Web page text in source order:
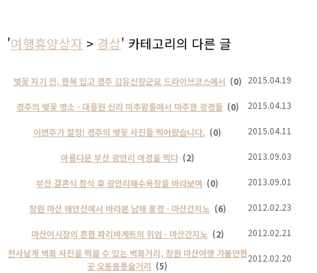
'여행휴양상자 > 경상' 카테고리의 다른 글
벚꽃 지기 전, 한복 입고 경주 김유신장군묘 드라이브코스에서 (0) 2015.04.19
경주의 벚꽃 명소 - 대릉원 신라 미추왕릉에서 마주한 광경들 (0) 2015.04.13
이번주가 절정! 경주의 벚꽃 사진들 찍어왔습니다. (0) 2015.04.11
아름다운 부산 광안리 야경을 찍다 (2) 2013.09.03
부산 결혼식 참석 후 광안리해수욕장을 바라보며 (0) 2013.09.01
창원 마산 해안선에서 바라본 남해 풍경 - 마산간지노 (6) 2012.02.23
마산어시장의 흔한 파리바게트의 위엄 - 마산간지노 (2)
2012.02.21
천사날개 벽화 사진을 찍을 수 있는 벽화거리, 창원 마산여행 가볼만한
곳 오동동통술거리 (5)
2012.02.20